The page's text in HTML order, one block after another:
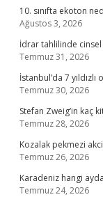
10. sınıfta ekoton
Ağustos 3, 2026
İdrar tahlilinde cinsel
Temmuz 31, 2026
İstanbul’da 7 yıldızlı
Temmuz 30, 2026
Stefan Zweig’in kaç
Temmuz 28, 2026
Kozalak pekmezi
Temmuz 26, 2026
Karadeniz hangi ayda
Temmuz 24, 2026